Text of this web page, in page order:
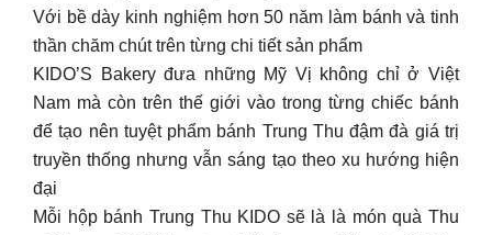
Với bề dày kinh nghiệm hơn 50 năm làm bánh và tinh
thần chăm chút trên từng chi tiết sản phẩm
KIDO’S Bakery đưa những Mỹ Vị không chỉ ở Việt
Nam mà còn trên thế giới vào trong từng chiếc bánh
để tạo nên tuyệt phẩm bánh Trung Thu đậm đà giá trị
truyền thống nhưng vẫn sáng tạo theo xu hướng hiện
đại
Mỗi hộp bánh Trung Thu KIDO sẽ là là món quà Thu